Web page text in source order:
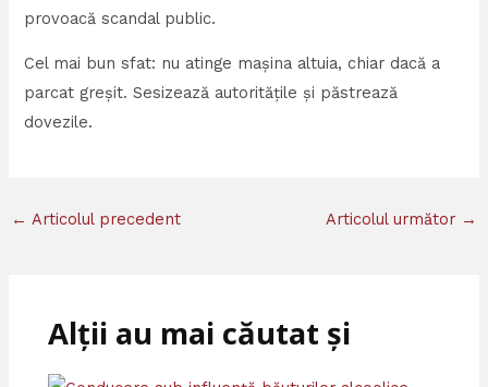
provoacă scandal public.
Cel mai bun sfat: nu atinge mașina altuia, chiar dacă a
parcat greșit. Sesizează autoritățile și păstrează
dovezile.
← Articolul precedent Articolul următor →
Alții au mai căutat și